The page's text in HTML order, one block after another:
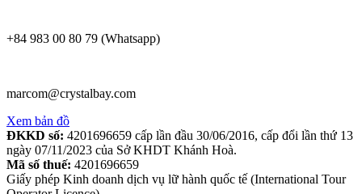
+84 983 00 80 79 (Whatsapp)
marcom@crystalbay.com
Xem bản đồ
ĐKKD số: 4201696659 cấp lần đầu 30/06/2016, cấp đổi lần thứ 13
ngày 07/11/2023 của Sở KHDT Khánh Hoà.
Mã số thuế: 4201696659
Giấy phép Kinh doanh dịch vụ lữ hành quốc tế (International Tour